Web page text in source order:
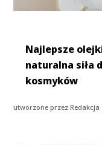
Najlepsze
naturalna siła
kosmyków
utworzone przezRedakcja